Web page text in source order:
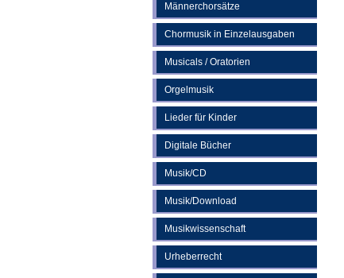
Männerchorsätze
Chormusik in Einzelausgaben
Musicals / Oratorien
Orgelmusik
Lieder für Kinder
Digitale Bücher
Musik/CD
Musik/Download
Musikwissenschaft
Urheberrecht